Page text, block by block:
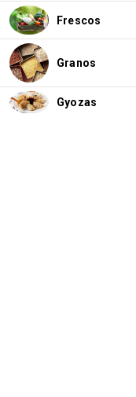
Frescos
Granos
Gyozas